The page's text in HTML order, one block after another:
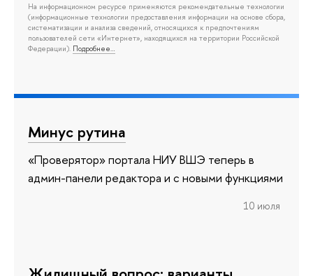
На информационном ресурсе применяются рекомендательные технологии
(информационные технологии предоставления информации на основе сбора,
систематизации и анализа сведений, относящихся к предпочтениям
пользователей сети «Интернет», находящихся на территории Российской
Федерации). Подробнее…
Минус рутина
«Проверятор» портала НИУ ВШЭ теперь в
админ-панели редактора и с новыми функциями
10 июля